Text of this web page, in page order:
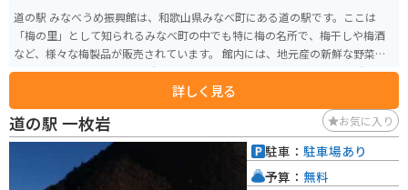
道の駅 みなべうめ振興館は、和歌山県みなべ町にある道の駅です。ここは
「梅の里」として知られるみなべ町の中でも特に梅の名所で、梅干しや梅酒
など、様々な梅製品が販売されています。 館内には、地元産の新鮮な野菜や
果物を販売する農産物直売所、梅干や梅酒などを販売する特産品販売所、そ
して食事処があります。食事処では、地元産の食材を使った料理や、梅干し
を使った料理など、ここでしか味わえないメニューを楽しむことができます。
バイクで訪れる場合、道の駅には広い駐車場が完備されているので安心で
す。また、周辺には、世界遺産に登録されている熊野古道や、美しい海岸線
が続く千里浜など、観光スポットも点在しています。ツーリングの休憩場所と
しても最適です。 みなべ町の名産品としては、なんといっても梅干しが有名
詳しく見る
道の駅 一枚岩 お気に入り
駐車： 駐車場あり
予算： 無料